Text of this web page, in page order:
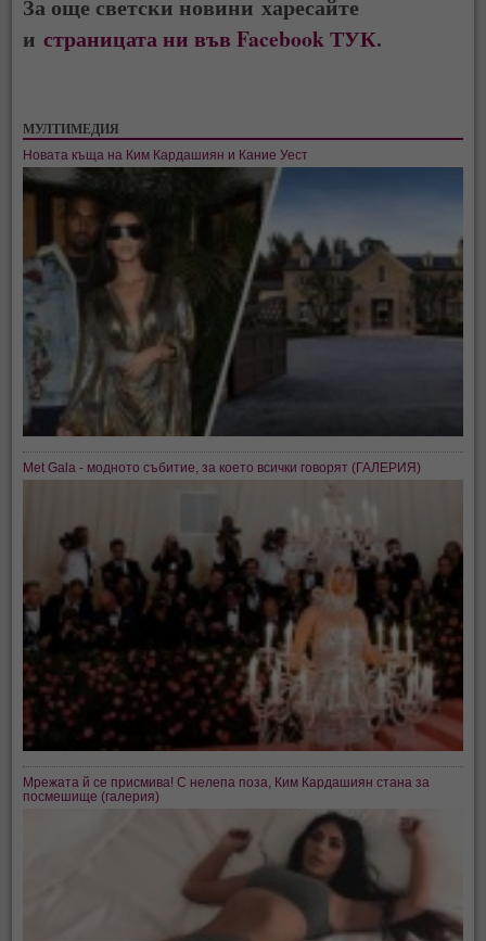
За още светски новини харесайте
истраницата ни във Facebook ТУК.
МУЛТИМЕДИЯ
Новата къща на Ким Кардашиян и Кание Уест
Met Gala - модното събитие, за което всички говорят (ГАЛЕРИЯ)
Мрежата й се присмива! С нелепа поза, Ким Кардашиян стана за
посмешище (галерия)